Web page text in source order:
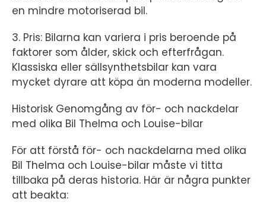
en mindre motoriserad bil.
3. Pris: Bilarna kan variera i pris beroende på
faktorer som ålder, skick och efterfrågan.
Klassiska eller sällsynthetsbilar kan vara
mycket dyrare att köpa än moderna modeller.
Historisk Genomgång av för- och nackdelar
med olika Bil Thelma och Louise-bilar
För att förstå för- och nackdelarna med olika
Bil Thelma och Louise-bilar måste vi titta
tillbaka på deras historia. Här är några punkter
att beakta: